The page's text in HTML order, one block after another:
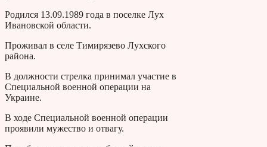
Родился 13.09.1989 года в поселке Лух
Ивановской области.
Проживал в селе Тимирязево Лухского
района.
В должности стрелка принимал участие в
Специальной военной операции на
Украине.
В ходе Специальной военной операции
проявили мужество и отвагу.